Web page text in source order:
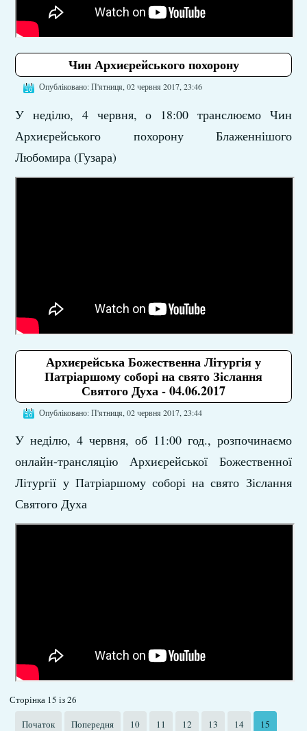
Чин Архиєрейського похорону
Опубліковано: П'ятниця, 02 червня 2017, 23:46
У неділю, 4 червня, о 18:00 транслюємо Чин
Архиєрейського похорону Блаженнішого
Любомира (Гузара)
Архиєрейська Божественна Літургія у
Патріаршому соборі на свято Зіслання
Святого Духа - 04.06.2017
Опубліковано: П'ятниця, 02 червня 2017, 23:44
У неділю, 4 червня, об 11:00 год., розпочинаємо
онлайн-трансляцію Архиєрейської Божественної
Літургії у Патріаршому соборі на свято Зіслання
Святого Духа
Сторінка 15 із 26
Початок
Попередня 10 11 12 13 14 15